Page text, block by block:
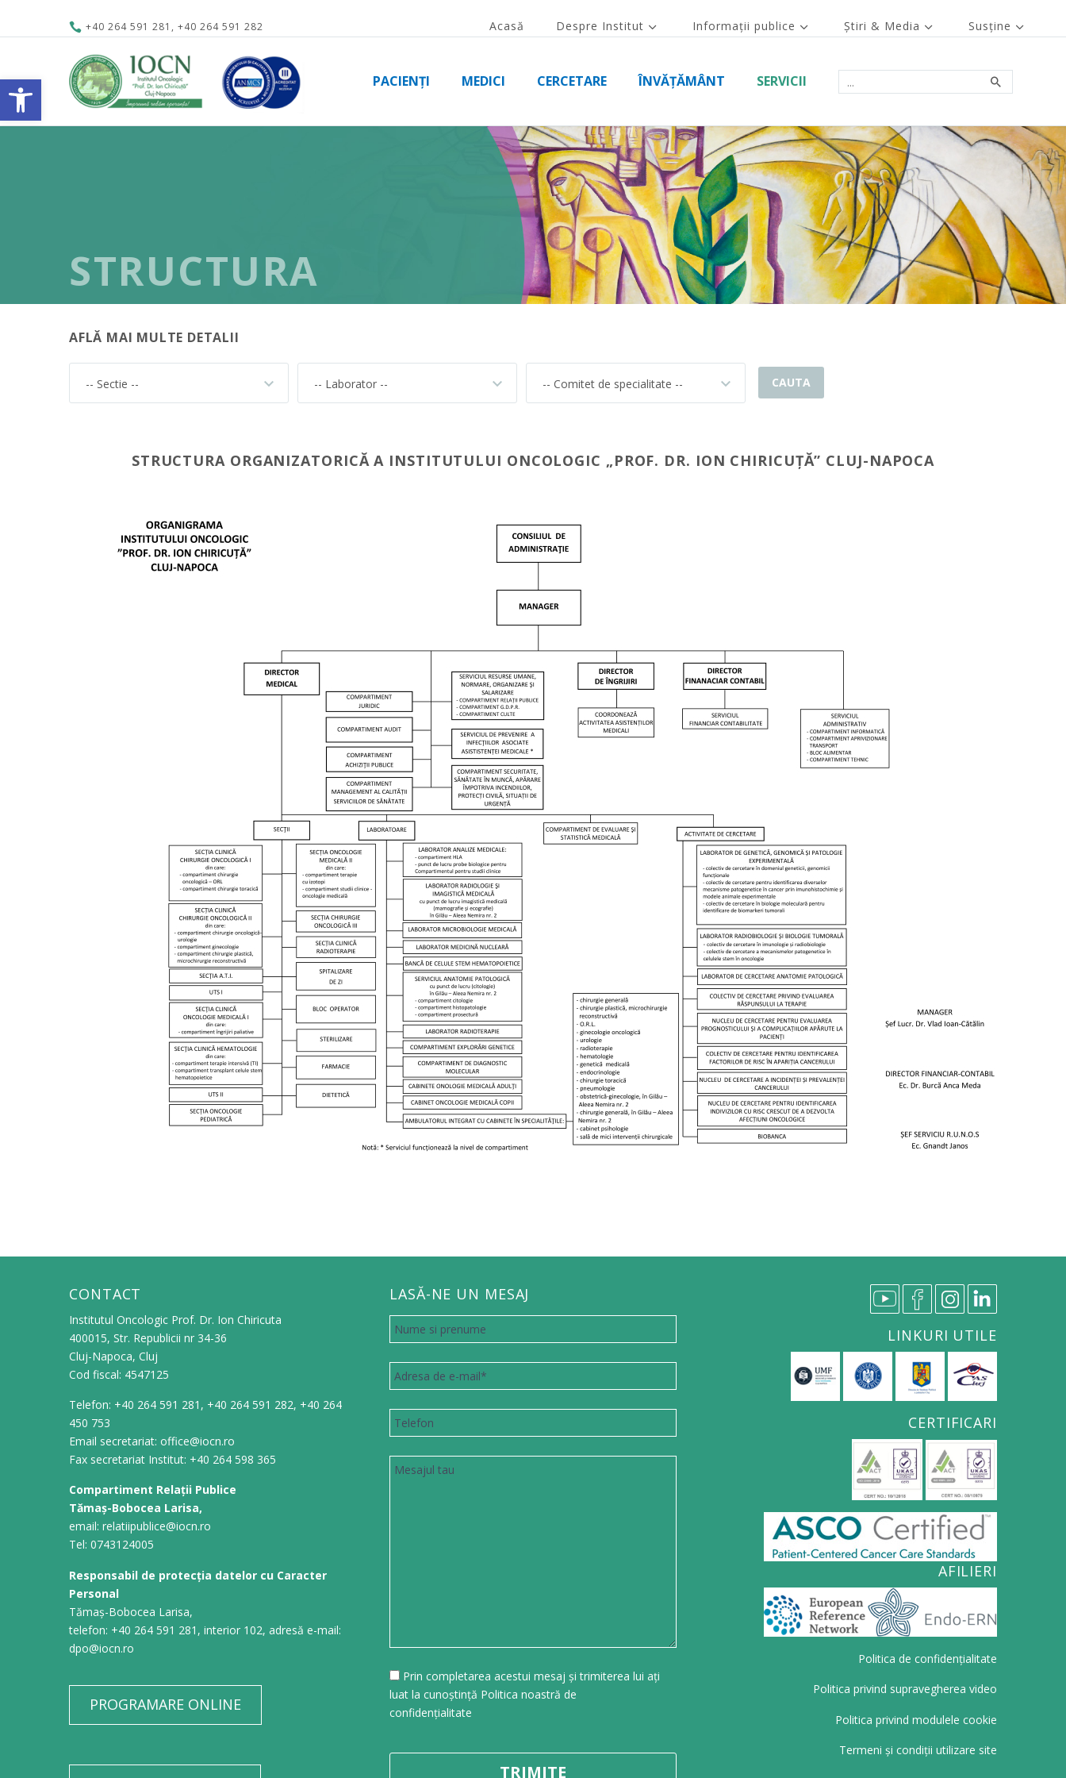
Open toolbar
+40 264 591 281, +40 264 591 282 Acasă Despre Institut Informații publice Știri & Media Susține
PACIENȚI MEDICI CERCETARE ÎNVĂȚĂMÂNT SERVICII
STRUCTURA
AFLĂ MAI MULTE DETALII
-- Sectie -- -- Laborator -- -- Comitet de specialitate --
STRUCTURA ORGANIZATORICĂ A INSTITUTULUI ONCOLOGIC „PROF. DR. ION CHIRICUȚĂ” CLUJ-NAPOCA
CONTACT
Institutul Oncologic Prof. Dr. Ion Chiricuta
400015, Str. Republicii nr 34-36
Cluj-Napoca, Cluj
Cod fiscal: 4547125
Telefon: +40 264 591 281, +40 264 591 282, +40 264
450 753
Email secretariat: office@iocn.ro
Fax secretariat Institut: +40 264 598 365
Compartiment Relații Publice
Tămaș-Bobocea Larisa,
email: relatiipublice@iocn.ro
Tel: 0743124005
Responsabil de protecția datelor cu Caracter
Personal
Tămaș-Bobocea Larisa,
telefon: +40 264 591 281, interior 102, adresă e-mail:
dpo@iocn.ro
PROGRAMARE ONLINE
LASĂ-NE UN MESAJ
Prin completarea acestui mesaj și trimiterea lui ați
luat la cunoștință Politica noastră de
confidențialitate
LINKURI UTILE
CERTIFICARI
AFILIERI
Politica de confidențialitate
Politica privind supravegherea video
Politica privind modulele cookie
Termeni și condiții utilizare site